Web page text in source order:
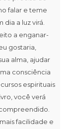
falar e teme
a luz virá.
a enganar-
gostaria,
alma, ajudar
consciência
espirituais
você verá
facilidade e